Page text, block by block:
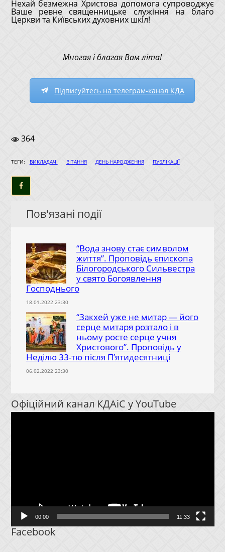
Нехай безмежна Христова допомога супроводжує
Ваше ревне священницьке служіння на благо
Церкви та Київських духовних шкіл!
Многая і благая Вам літа!
Підписуйтесь на телеграм-канал КДА
364
ТЕГИ: ВИКЛАДАЧІ ВІТАННЯ ДЕНЬ НАРОДЖЕННЯ ПУБЛІКАЦІЇ
Пов'язані події
“Вода знову стає символом
життя”. Проповідь єпископа
Білогородського Сильвестра
у свято Богоявлення
Господнього
18.01.2022 23:30
“Закхей уже не митар — його
серце митаря розтало і в
ньому росте серце учня
Христового”. Проповідь у
Неділю 33-тю після П’ятидесятниці
06.02.2022 23:30
Офіційний канал КДАіС у YouTube
Відеопрогравач
00:00 11:33
Facebook